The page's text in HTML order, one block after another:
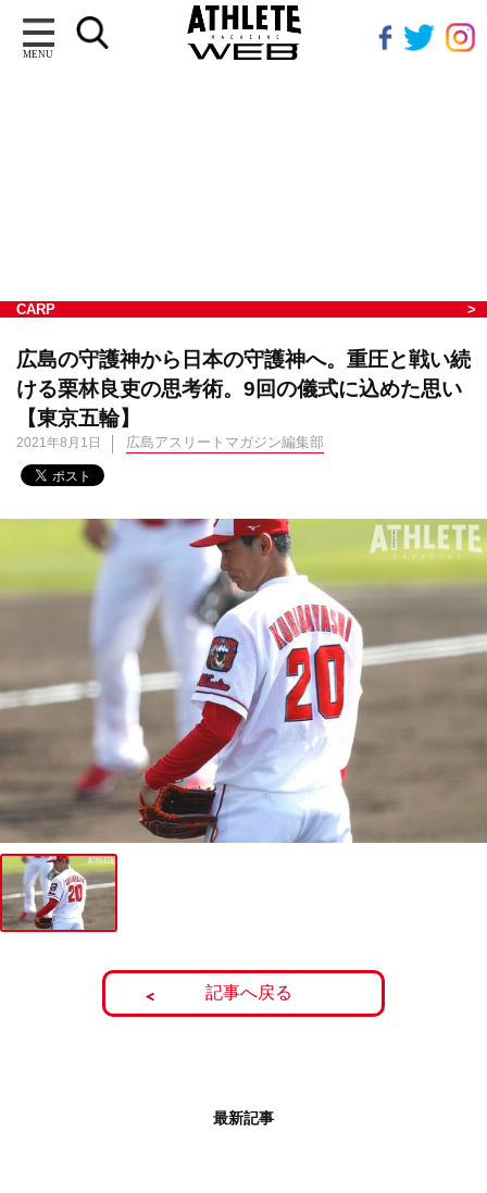
MENU
CARP
広島の守護神から日本の守護神へ。重圧と戦い続
ける栗林良吏の思考術。9回の儀式に込めた思い
【東京五輪】
2021年8月1日 広島アスリートマガジン編集部
記事へ戻る
最新記事